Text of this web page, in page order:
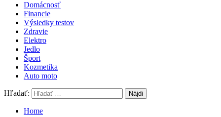
Domácnosť
Financie
Výsledky testov
Zdravie
Elektro
Jedlo
Šport
Kozmetika
Auto moto
Hľadať:
Home